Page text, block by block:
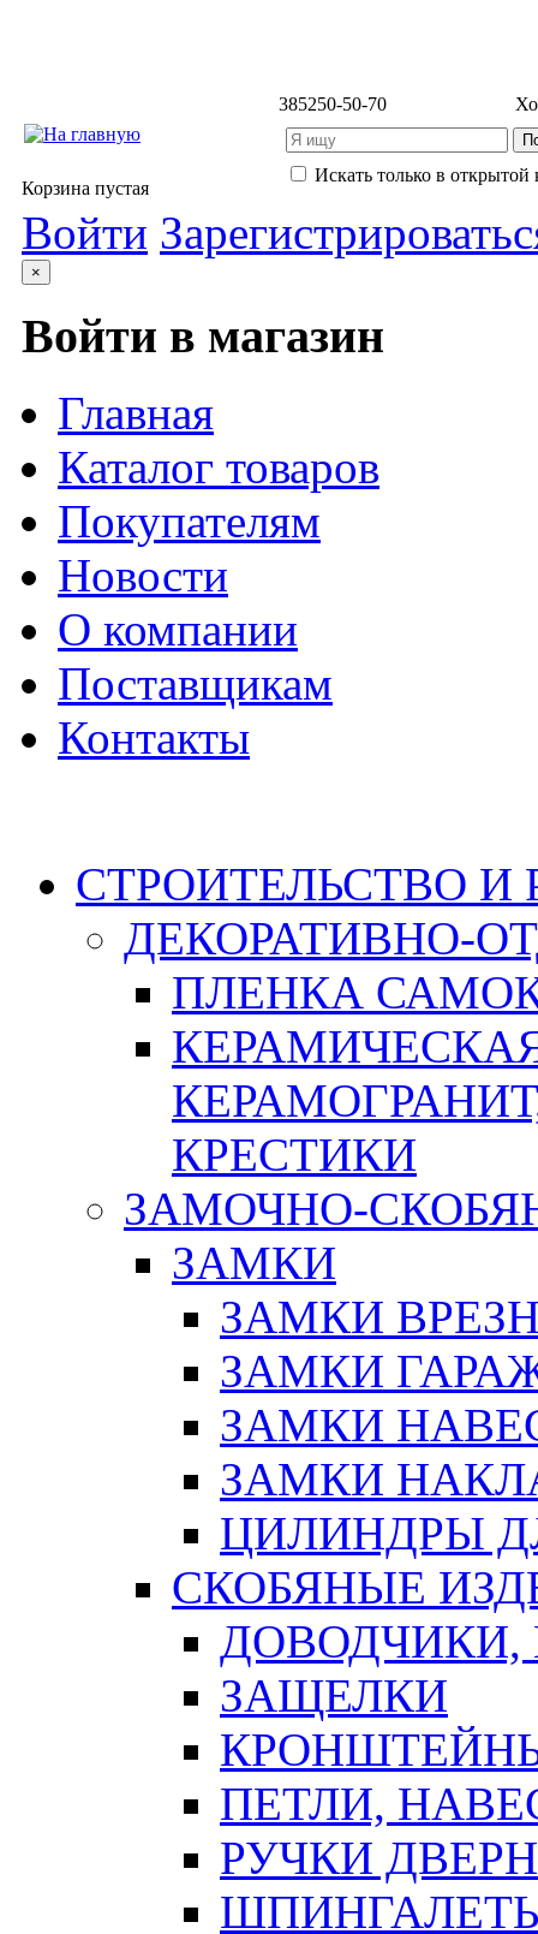
385250-50-70
Искать только в открытой
Корзина пустая
Войти
×
Войти в магазин
Главная
Каталог товаров
Покупателям
Новости
О компании
Поставщикам
Контакты
СТРОИТЕЛЬСТВО И
ДЕКОРАТИВНО-
ПЛЕНКА
КРЕСТИКИ
ЗАМОЧНО-
ЗАМКИ
ЗАМКИ
ЗАМКИ
ЗАМКИ
ЗАМКИ
ЦИЛИНДРЫ
СКОБЯНЫЕ
ЗАЩЕЛКИ
ПЕТЛИ,
РУЧКИ